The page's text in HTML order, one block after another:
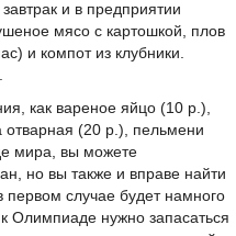
и в предприятии
мясо с картошкой, плов
и компот из клубники.
как вареное яйцо (10 р.),
отварная (20 р.), пельмени
мира, вы можете
но вы также и вправе найти
случае будет намного
Олимпиаде нужно запасаться